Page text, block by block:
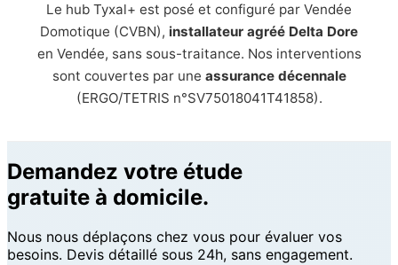
Le hub Tyxal+ est posé et configuré par Vendée
Domotique (CVBN), installateur agréé Delta Dore
en Vendée, sans sous-traitance. Nos interventions
sont couvertes par une assurance décennale
(ERGO/TETRIS n°SV75018041T41858).
Demandez votre étude
gratuite à domicile.
Nous nous déplaçons chez vous pour évaluer vos
besoins. Devis détaillé sous 24h, sans engagement.